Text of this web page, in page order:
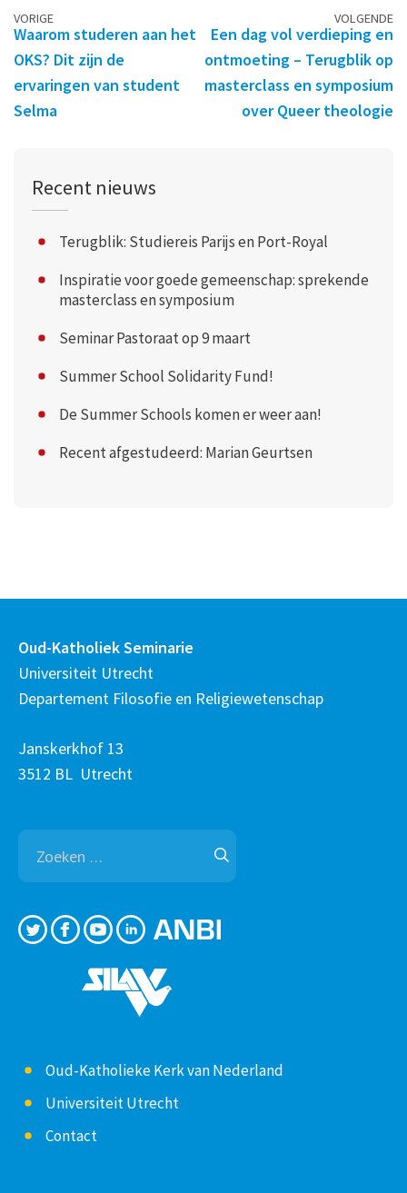
Berichtennavigatie
VORIGE
Waarom studeren aan het
OKS? Dit zijn de
ervaringen van student
Selma
VOLGENDE
Een dag vol verdieping en
ontmoeting – Terugblik op
masterclass en symposium
over Queer theologie
Recent nieuws
Terugblik: Studiereis Parijs en Port-Royal
Inspiratie voor goede gemeenschap: sprekende
masterclass en symposium
Seminar Pastoraat op 9 maart
Summer School Solidarity Fund!
De Summer Schools komen er weer aan!
Recent afgestudeerd: Marian Geurtsen
Oud-Katholiek Seminarie
Universiteit Utrecht
Departement Filosofie en Religiewetenschap
Janskerkhof 13
3512 BL Utrecht
Zoeken
naar:
Oud-Katholieke Kerk van Nederland
Universiteit Utrecht
Contact